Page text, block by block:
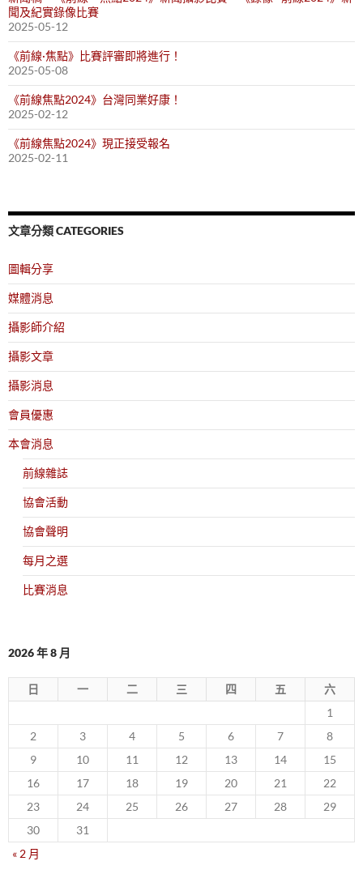
聞及紀實錄像比賽
2025-05-12
《前線·焦點》比賽評審即將進行！
2025-05-08
《前線焦點2024》台灣同業好康！
2025-02-12
《前線焦點2024》現正接受報名
2025-02-11
文章分類 CATEGORIES
圖輯分享
媒體消息
攝影師介紹
攝影文章
攝影消息
會員優惠
本會消息
前線雜誌
協會活動
協會聲明
每月之選
比賽消息
2026 年 8 月
日 一 二 三 四 五
六
1
2
3 4 5 6 7
8
9
10 11 12 13 14
15
16
17 18 19 20 21
22
23
24 25 26 27 28
29
30
31
« 2 月